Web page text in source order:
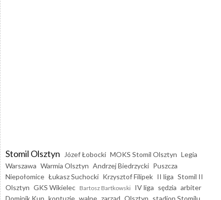
Stomil Olsztyn Józef Łobocki MOKS Stomil Olsztyn Legia
Warszawa Warmia Olsztyn Andrzej Biedrzycki Puszcza
Niepołomice Łukasz Suchocki Krzysztof Filipek II liga Stomil II
Olsztyn GKS Wikielec Bartosz Bartkowski IV liga sędzia arbiter
Dominik Kun kontuzje walne zarząd Olsztyn stadion Stomilu